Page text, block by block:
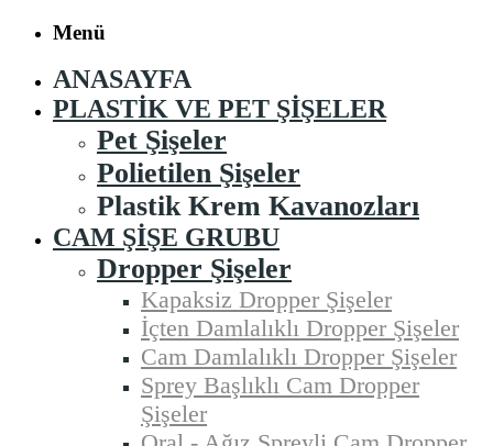
Menü
ANASAYFA
PLASTIK VE PET ŞIŞELER
Pet Şişeler
Polietilen Şişeler
Plastik Krem Kavanozları
CAM ŞIŞE GRUBU
Dropper Şişeler
Kapaksiz Dropper Şişeler
İçten Damlalıklı Dropper Şişeler
Cam Damlalıklı Dropper Şişeler
Sprey Başlıklı Cam Dropper
Şişeler